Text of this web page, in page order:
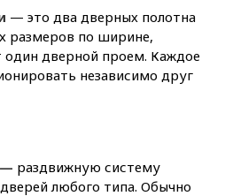
— это два дверных полотна
размеров по ширине,
дверной проем. Каждое
независимо друг
— раздвижную систему
любого типа. Обычно